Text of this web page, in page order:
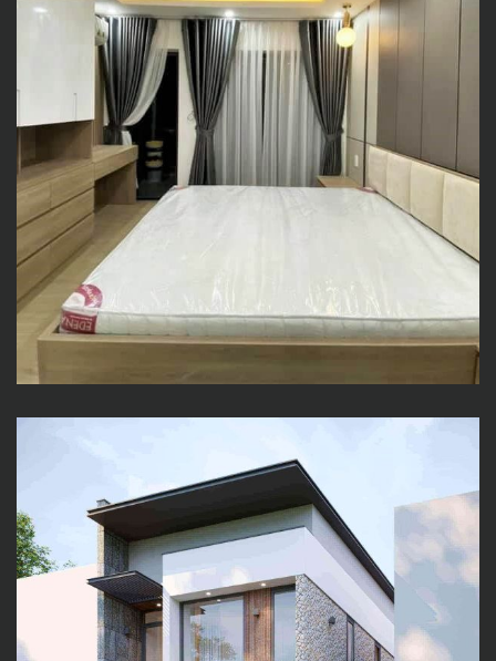
N HOUSE – Kiến trúc hiện đại
với vẻ đẹp mạnh mẽ và tinh tế